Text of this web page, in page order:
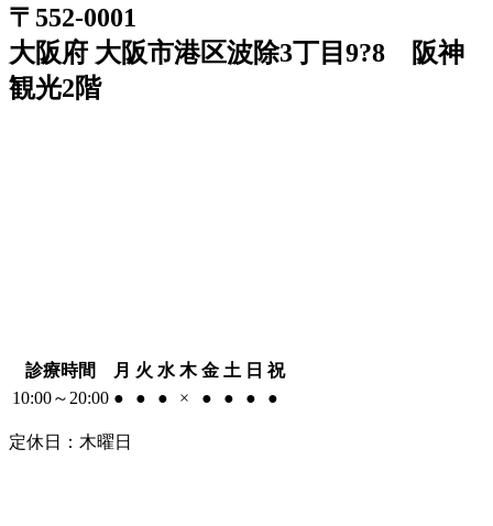
〒552-0001
大阪府 大阪市港区波除3丁目9?8 阪神
観光2階
診療時間 月 火 水 木 金 土 日 祝
10:00～20:00 ● ● ● × ● ● ● ●
定休日：木曜日